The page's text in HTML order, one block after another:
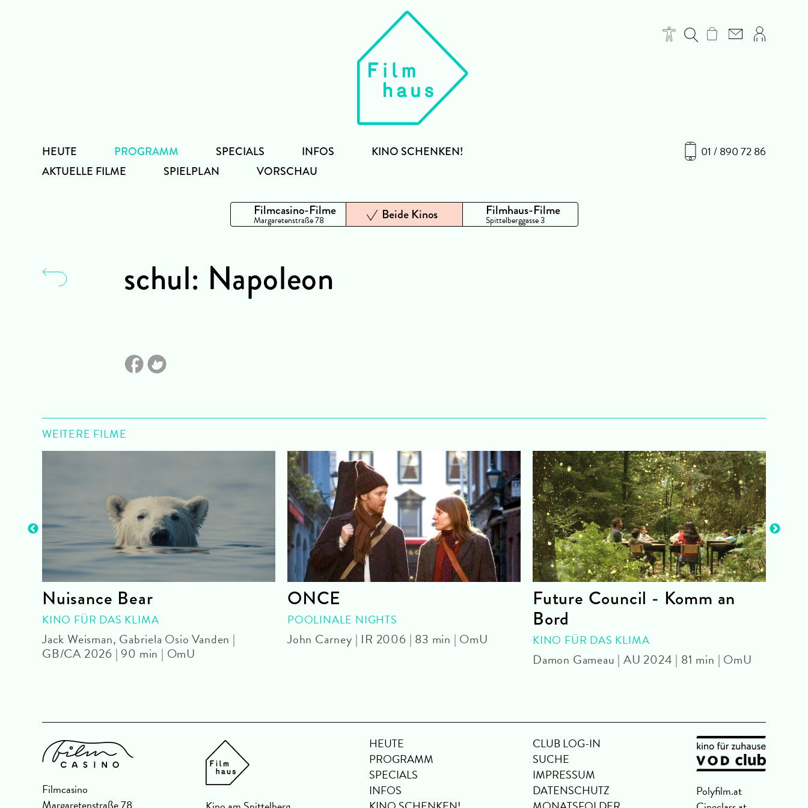
01 / 890 72 86
HEUTE
PROGRAMM
AKTUELLE FILME
SPIELPLAN VORSCHAU
SPECIALS INFOS KINO SCHENKEN!
Filmcasino-Filme
Margaretenstraße 78 Beide Kinos Filmhaus-Filme
Spittelberggasse 3
schul: Napoleon
WEITERE FILME
Nuisance Bear
KINO FÜR DAS KLIMA
Jack Weisman, Gabriela Osio Vanden |
GB/CA 2026 | 90 min | OmU
ONCE
POOLINALE NIGHTS
John Carney | IR 2006 | 83 min | OmU
Future Council - Komm an
Bord
KINO FÜR DAS KLIMA
Damon Gameau | AU 2024 | 81 min | OmU
Filmcasino
HEUTE
PROGRAMM
SPECIALS
INFOS
CLUB LOG-IN
SUCHE
IMPRESSUM
DATENSCHUTZ
Polyfilm.at